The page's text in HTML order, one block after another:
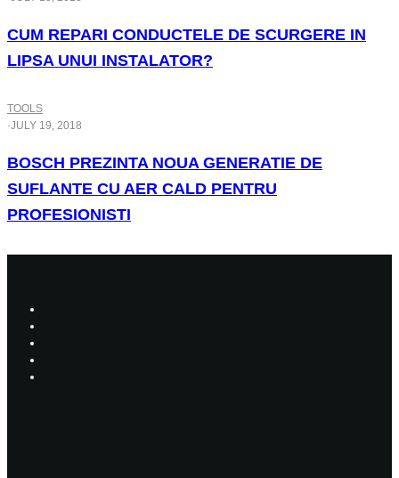
CUM REPARI CONDUCTELE DE SCURGERE IN
LIPSA UNUI INSTALATOR?
TOOLS
·JULY 19, 2018
BOSCH PREZINTA NOUA GENERATIE DE
SUFLANTE CU AER CALD PENTRU
PROFESIONISTI